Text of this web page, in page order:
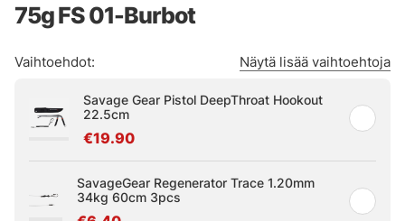
75g FS 01-Burbot
Vaihtoehdot: Näytä lisää vaihtoehtoja
Savage Gear Pistol DeepThroat Hookout
22.5cm
€19.90
SavageGear Regenerator Trace 1.20mm
34kg 60cm 3pcs